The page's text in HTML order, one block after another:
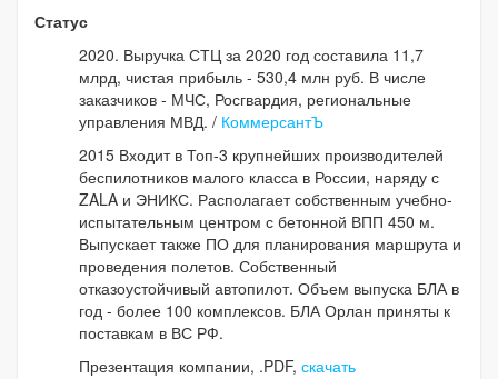
Статус
2020. Выручка СТЦ за 2020 год составила 11,7
млрд, чистая прибыль - 530,4 млн руб. В числе
заказчиков - МЧС, Росгвардия, региональные
управления МВД. / КоммерсантЪ
2015 Входит в Топ-3 крупнейших производителей
беспилотников малого класса в России, наряду с
ZALA и ЭНИКС. Располагает собственным учебно-
испытательным центром с бетонной ВПП 450 м.
Выпускает также ПО для планирования маршрута и
проведения полетов. Собственный
отказоустойчивый автопилот. Объем выпуска БЛА в
год - более 100 комплексов. БЛА Орлан приняты к
поставкам в ВС РФ.
Презентация компании, .PDF, скачать